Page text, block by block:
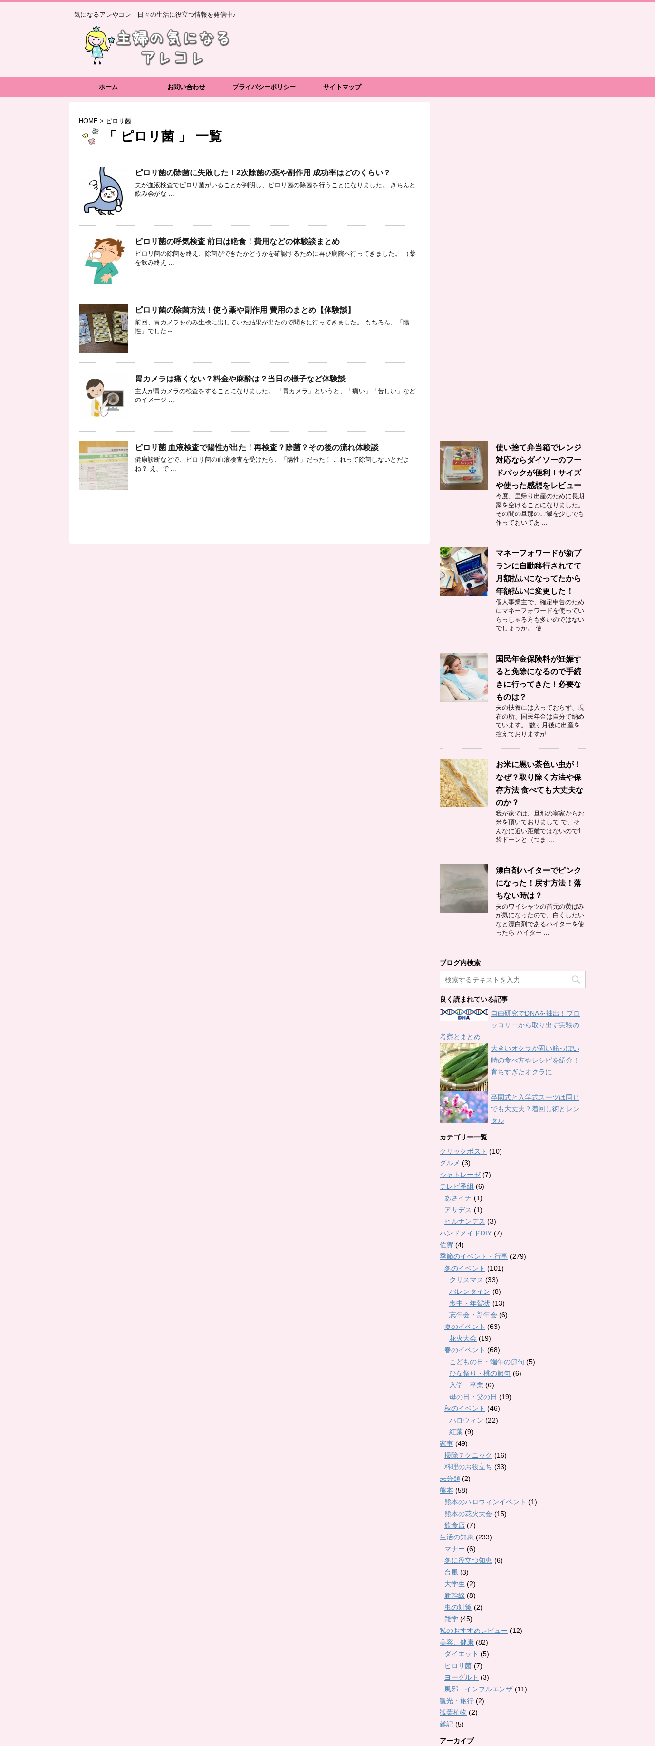
気になるアレやコレ 日々の生活に役立つ情報を発信中♪
ホーム お問い合わせ プライバシーポリシー サイトマップ
HOME > ピロリ菌
「 ピロリ菌 」 一覧
ピロリ菌の除菌に失敗した！2次除菌の薬や副作用 成功率はどのくらい？
夫が血液検査でピロリ菌がいることが判明し、ピロリ菌の除菌を行うことになりました。 きちんと
飲み会がな ...
ピロリ菌の呼気検査 前日は絶食！費用などの体験談まとめ
ピロリ菌の除菌を終え、除菌ができたかどうかを確認するために再び病院へ行ってきました。 （薬
を飲み終え ...
ピロリ菌の除菌方法！使う薬や副作用 費用のまとめ【体験談】
前回、胃カメラをのみ生検に出していた結果が出たので聞きに行ってきました。 もちろん、「陽
性」でした～ ...
胃カメラは痛くない？料金や麻酔は？当日の様子など体験談
主人が胃カメラの検査をすることになりました。 「胃カメラ」というと、「痛い」「苦しい」など
のイメージ ...
ピロリ菌 血液検査で陽性が出た！再検査？除菌？その後の流れ体験談
健康診断などで、ピロリ菌の血液検査を受けたら、「陽性」だった！ これって除菌しないとだよ
ね？ え、で ...
使い捨て弁当箱でレンジ
対応ならダイソーのフー
ドパックが便利！サイズ
や使った感想をレビュー
今度、里帰り出産のために長期
家を空けることになりました。
その間の旦那のご飯を少しでも
作っておいてあ ...
マネーフォワードが新プ
ランに自動移行されてて
月額払いになってたから
年額払いに変更した！
個人事業主で、確定申告のため
にマネーフォワードを使ってい
らっしゃる方も多いのではない
でしょうか。 使 ...
国民年金保険料が妊娠す
ると免除になるので手続
きに行ってきた！必要な
ものは？
夫の扶養には入っておらず、現
在の所、国民年金は自分で納め
ています。 数ヶ月後に出産を
控えておりますが ...
お米に黒い茶色い虫が！
なぜ？取り除く方法や保
存方法 食べても大丈夫な
のか？
我が家では、旦那の実家からお
米を頂いておりまして で、そ
んなに近い距離ではないので1
袋ドーンと（つま ...
漂白剤ハイターでピンク
になった！戻す方法！落
ちない時は？
夫のワイシャツの首元の黄ばみ
が気になったので、白くしたい
なと漂白剤であるハイターを使
ったら ハイター ...
ブログ内検索
良く読まれている記事
自由研究でDNAを抽出！ブロ
ッコリーから取り出す実験の
考察とまとめ
大きいオクラが固い筋っぽい
時の食べ方やレシピを紹介！
育ちすぎたオクラに
卒園式と入学式スーツは同じ
でも大丈夫？着回し術とレン
タル
カテゴリー一覧
クリックポスト (10)
グルメ (3)
シャトレーゼ(7)
テレビ番組 (6)
あさイチ (1)
アサデス (1)
ヒルナンデス (3)
ハンドメイドDIY (7)
佐賀 (4)
季節のイベント・行事 (279)
冬のイベント (101)
クリスマス (33)
バレンタイン (8)
喪中・年賀状 (13)
忘年会・新年会 (6)
夏のイベント (63)
花火大会 (19)
春のイベント (68)
こどもの日・端午の節句 (5)
ひな祭り・桃の節句 (6)
入学・卒業 (6)
母の日・父の日 (19)
秋のイベント (46)
ハロウィン (22)
紅葉 (9)
家事 (49)
掃除テクニック (16)
料理のお役立ち (33)
未分類 (2)
熊本 (58)
熊本のハロウィンイベント (1)
熊本の花火大会 (15)
飲食店 (7)
生活の知恵 (233)
マナー (6)
冬に役立つ知恵 (6)
台風 (3)
大学生 (2)
新幹線 (8)
虫の対策 (2)
雑学 (45)
私のおすすめレビュー (12)
美容、健康 (82)
ダイエット (5)
ピロリ菌 (7)
ヨーグルト (3)
風邪・インフルエンザ (11)
観光・旅行 (2)
観葉植物 (2)
雑記 (5)
アーカイブ